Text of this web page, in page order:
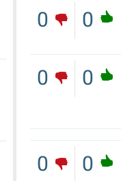
0
0
0
0
0
0